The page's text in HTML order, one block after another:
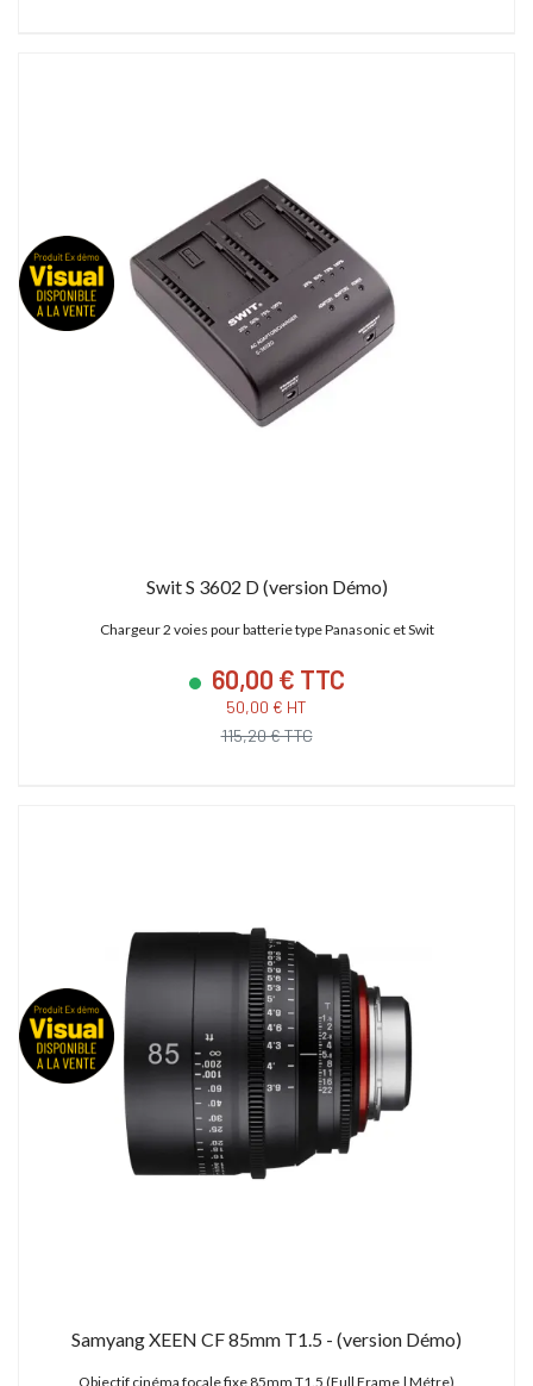
Swit S 3602 D (version Démo)
Chargeur 2 voies pour batterie type Panasonic et Swit
60,00 € TTC
50,00 € HT
115,20 € TTC
Samyang XEEN CF 85mm T1.5 - (version Démo)
Objectif cinéma focale fixe 85mm T1.5 (Full Frame | Métre)